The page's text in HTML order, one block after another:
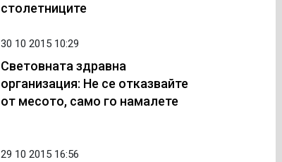
столетниците
30 10 2015 10:29
Световната здравна
организация: Не се отказвайте
от месото, само го намалете
29 10 2015 16:56